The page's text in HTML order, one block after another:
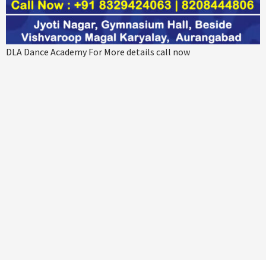
DLA Dance Academy For More details call now